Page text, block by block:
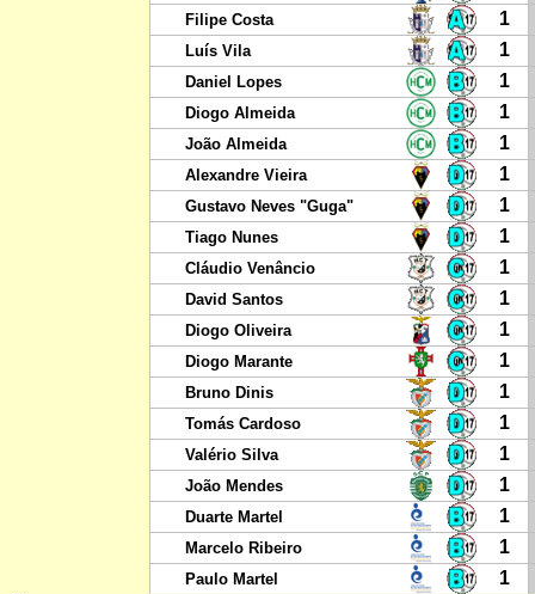
Filipe Costa 1
Luís Vila 1
Daniel Lopes 1
Diogo Almeida 1
João Almeida 1
Alexandre Vieira 1
Gustavo Neves "Guga" 1
Tiago Nunes 1
Cláudio Venâncio 1
David Santos 1
Diogo Oliveira 1
Diogo Marante 1
Bruno Dinis 1
Tomás Cardoso 1
Valério Silva 1
João Mendes 1
Duarte Martel 1
Marcelo Ribeiro 1
Paulo Martel
1